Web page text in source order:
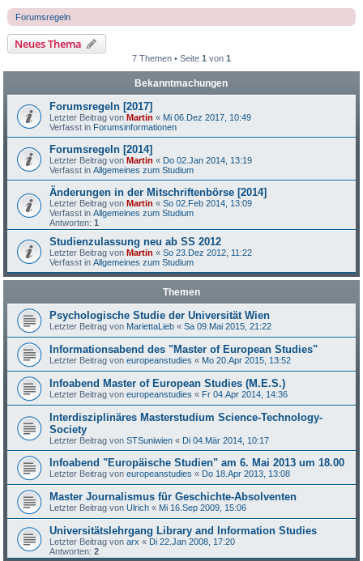
Forumsregeln
Neues Thema
7 Themen • Seite 1 von 1
Bekanntmachungen
Forumsregeln [2017]
Letzter Beitrag vonMartin « Mi 06.Dez 2017, 10:49
Verfasst in Forumsinformationen
Forumsregeln [2014]
Letzter Beitrag vonMartin « Do 02.Jan 2014, 13:19
Verfasst inAllgemeines zum Studium
Änderungen in der Mitschriftenbörse [2014]
Letzter Beitrag vonMartin «So 02.Feb 2014, 13:09
Verfasst inAllgemeines zum Studium
Antworten:1
Studienzulassung neu ab SS 2012
Letzter Beitrag vonMartin «So 23.Dez 2012, 11:22
Verfasst inAllgemeines zum Studium
Themen
Psychologische Studie der Universität Wien
Letzter Beitrag von MariettaLieb «Sa 09.Mai 2015, 21:22
Informationsabend des "Master of European Studies"
Letzter Beitrag voneuropeanstudies « Mo 20.Apr 2015, 13:52
Infoabend Master of European Studies (M.E.S.)
Letzter Beitrag voneuropeanstudies « Fr 04.Apr 2014, 14:36
Interdisziplinäres Masterstudium Science-Technology-
Society
Letzter Beitrag vonSTSuniwien « Di 04.Mär 2014, 10:17
Infoabend "Europäische Studien" am 6. Mai 2013 um 18.00
Letzter Beitrag voneuropeanstudies « Do 18.Apr 2013, 13:08
Master Journalismus für Geschichte-Absolventen
Letzter Beitrag vonUlrich « Mi 16.Sep 2009, 15:06
Universitätslehrgang Library and Information Studies
Letzter Beitrag vonarx « Di 22.Jan 2008, 17:20
Antworten:2